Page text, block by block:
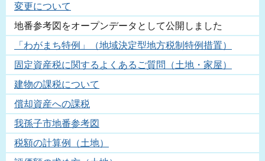
変更について
地番参考図をオープンデータとして公開しました
「わがまち特例」（地域決定型地方税制特例措置）
固定資産税に関するよくあるご質問（土地・家屋）
建物の課税について
償却資産への課税
我孫子市地番参考図
税額の計算例（土地）